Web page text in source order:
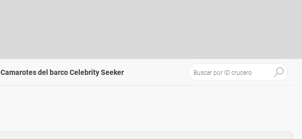
Camarotes del barco Celebrity Seeker